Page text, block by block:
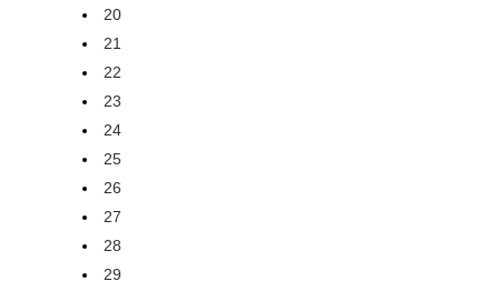
20
21
22
23
24
25
26
27
28
29